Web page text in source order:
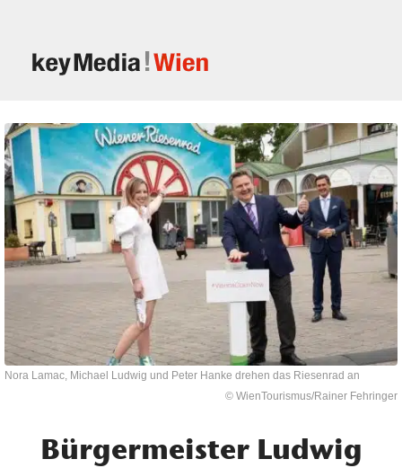
Nora Lamac, Michael Ludwig und Peter Hanke drehen das Riesenrad an
© WienTourismus/Rainer Fehringer
Bürgermeister Ludwig